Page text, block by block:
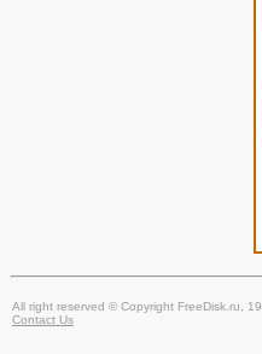
All right reserved © Copyright FreeDisk.ru,
Contact Us